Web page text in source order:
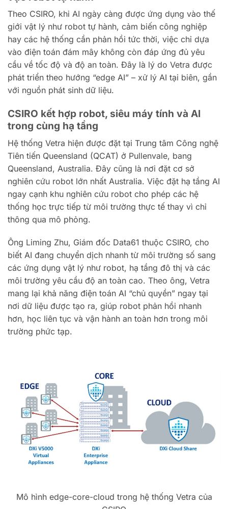
Theo CSIRO, khi AI ngày càng được ứng dụng vào thế
giới vật lý như robot tự hành, cảm biến công nghiệp
hay các hệ thống cần phản hồi tức thời, việc chỉ dựa
vào điện toán đám mây không còn đáp ứng đủ yêu
cầu về tốc độ và độ an toàn. Đây là lý do Vetra được
phát triển theo hướng “edge AI” – xử lý AI tại biên, gần
với nguồn phát sinh dữ liệu.
CSIRO kết hợp robot, siêu máy tính và AI
trong cùng hạ tầng
Hệ thống Vetra hiện được đặt tại Trung tâm Công nghệ
Tiên tiến Queensland (QCAT) ở Pullenvale, bang
Queensland, Australia. Đây cũng là nơi đặt cơ sở
nghiên cứu robot lớn nhất Australia. Việc đặt hạ tầng AI
ngay cạnh khu nghiên cứu robot cho phép các hệ
thống học trực tiếp từ môi trường thực tế thay vì chỉ
thông qua mô phỏng.
Ông Liming Zhu, Giám đốc Data61 thuộc CSIRO, cho
biết AI đang chuyển dịch nhanh từ môi trường số sang
các ứng dụng vật lý như robot, hạ tầng đô thị và các
môi trường yêu cầu độ an toàn cao. Theo ông, Vetra
mang lại khả năng điện toán AI “chủ quyền” ngay tại
nơi dữ liệu được tạo ra, giúp robot phản hồi nhanh
hơn, học liên tục và vận hành an toàn hơn trong môi
trường phức tạp.
Mô hình edge-core-cloud trong hệ thống Vetra của